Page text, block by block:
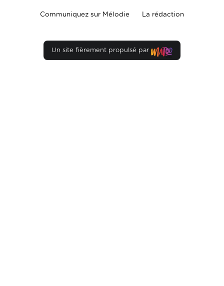
Communiquez sur Mélodie La rédaction
Un site fièrement propulsé par